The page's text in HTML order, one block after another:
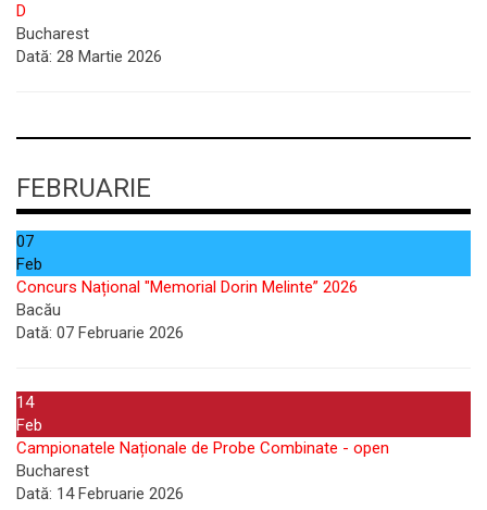
D
Bucharest
Dată: 28 Martie 2026
FEBRUARIE
07
Feb
Concurs Național "Memorial Dorin Melinte” 2026
Bacău
Dată: 07 Februarie 2026
14
Feb
Campionatele Naționale de Probe Combinate - open
Bucharest
Dată: 14 Februarie 2026